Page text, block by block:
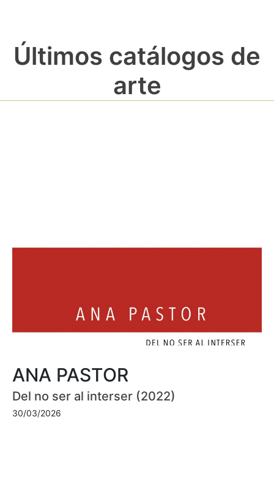
Últimos catálogos de
arte
ANA PASTOR
Del no ser al interser (2022)
30/03/2026